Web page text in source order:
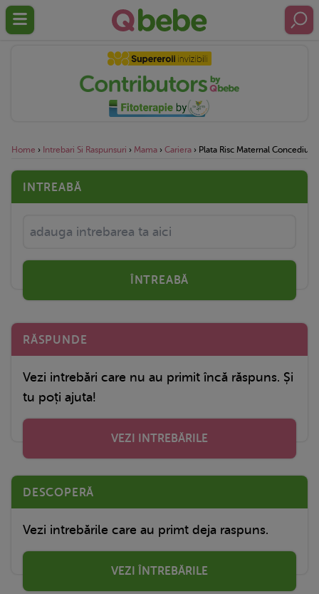
Home › Intrebari Si Raspunsuri › Mama › Cariera › Plata Risc Maternal Concediu
INTREABĂ
ÎNTREABĂ
RĂSPUNDE
Vezi intrebări care nu au primit încă răspuns. Și
tu poți ajuta!
VEZI INTREBĂRILE
DESCOPERĂ
Vezi intrebările care au primt deja raspuns.
VEZI ÎNTREBĂRILE